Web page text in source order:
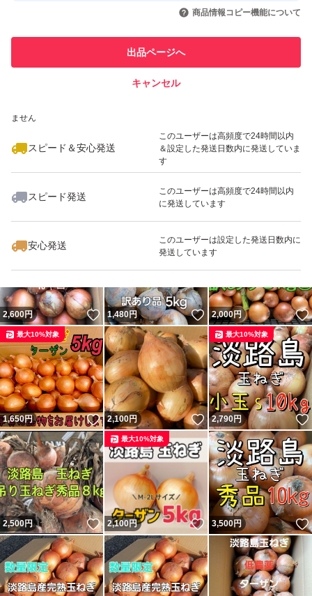
引を完了させた実績があります
での取引実績があります
ません
スピード＆安心発送
このユーザーは高頻度で24時間以内
＆設定した発送日数内に発送していま
す
スピード発送
このユーザーは高頻度で24時間以内
に発送しています
安心発送
このユーザーは設定した発送日数内に
発送しています
商品情報コピー機能について
出品ページへ
キャンセル
いいね！
2,100
2,600円 いいね！
1,480円 いいね！
2,000円
1,650円 いいね！
最大10%対象
2,100円 いいね！
2,790円
最大10%対象
2,500円 いいね！
2,100円 いいね！
最大10%対象
3,500円